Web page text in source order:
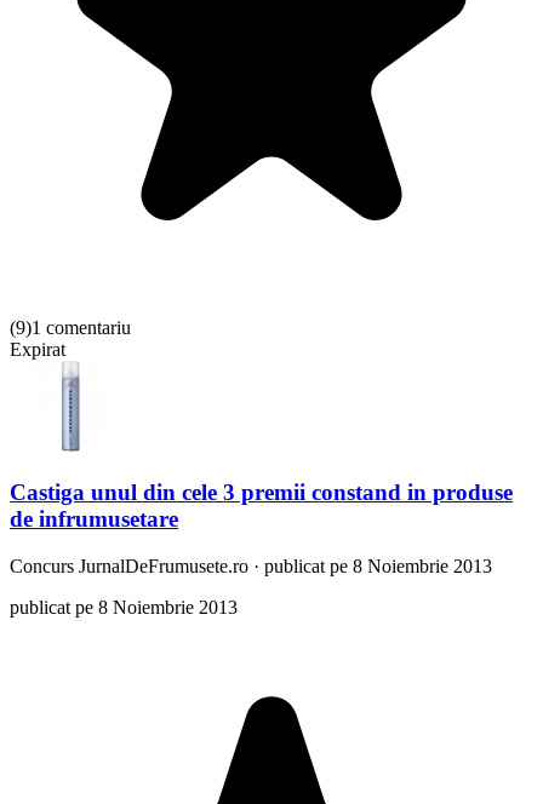
(9)1 comentariu
Expirat
Castiga unul din cele 3 premii constand in produse
de infrumusetare
Concurs JurnalDeFrumusete.ro · publicat pe 8 Noiembrie 2013
publicat pe 8 Noiembrie 2013